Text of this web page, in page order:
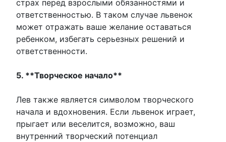
страх перед взрослыми обязанностями и
ответственностью. В таком случае львенок
может отражать ваше желание оставаться
ребенком, избегать серьезных решений и
ответственности.
5. **Творческое начало**
Лев также является символом творческого
начала и вдохновения. Если львенок играет,
прыгает или веселится, возможно, ваш
внутренний творческий потенциал